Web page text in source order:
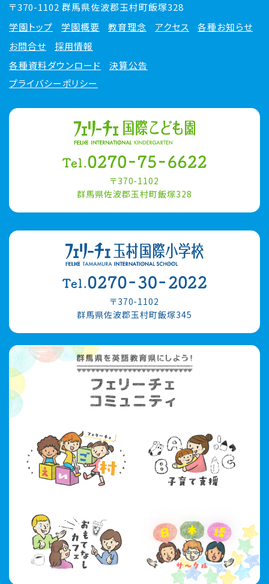
〒370-1102 群馬県佐波郡玉村町飯塚328
プライバシーポリシー
学園トップ 学園概要 教育理念 アクセス
各種お知らせ
お問合せ
採用情報
各種資料ダウンロード
決算公告
〒370-1102
群馬県佐波郡玉村町飯塚328
〒370-1102
群馬県佐波郡玉村町飯塚345